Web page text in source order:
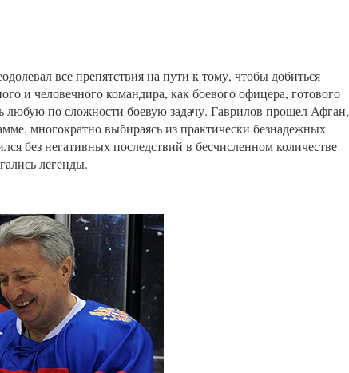
все препятствия на пути к тому, чтобы добиться
и человечного командира, как боевого офицера, готового
любую по сложности боевую задачу. Гаврилов прошел Афган,
многократно выбираясь из практически безнадежных
без негативных последствий в бесчисленном количестве
легенды.